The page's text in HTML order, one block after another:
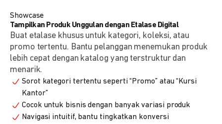
Showcase
Tampilkan Produk Unggulan dengan Etalase Digital
Buat etalase khusus untuk kategori, koleksi, atau
promo tertentu. Bantu pelanggan menemukan produk
lebih cepat dengan katalog yang terstruktur dan
menarik.
Sorot kategori tertentu seperti “Promo” atau “Kursi
Kantor”
Cocok untuk bisnis dengan banyak variasi produk
Navigasi intuitif, bantu tingkatkan konversi